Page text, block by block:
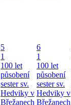
5
1
100 let
působení
sester sv.
Hedviky v
Břežanech
6
1
100 let
působení
sester sv.
Hedviky v
Břežanech